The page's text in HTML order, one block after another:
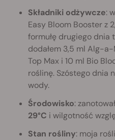
Składniki odżywcze:
Easy Bloom Booster z
formułę drugiego dnia
dodałem 3,5 ml Alg-
Top Max i 10 ml Bio
roślinę. Szóstego dnia
wody.
Środowisko:
29°C i wilgotność
Stan rośliny: moja